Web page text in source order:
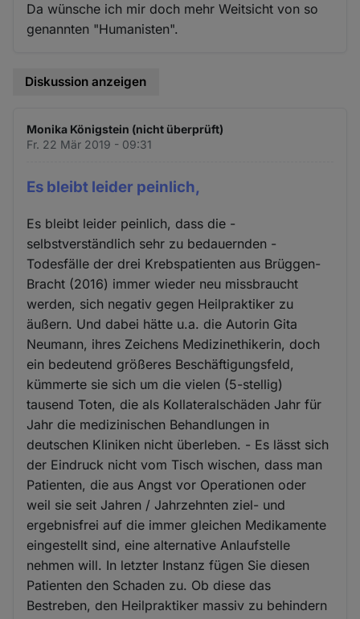
Da wünsche ich mir doch mehr Weitsicht von so
genannten "Humanisten".
Diskussion anzeigen
Monika Königstein (nicht überprüft)
Fr. 22 Mär 2019 - 09:31
Es bleibt leider peinlich,
Es bleibt leider peinlich, dass die -
selbstverständlich sehr zu bedauernden -
Todesfälle der drei Krebspatienten aus Brüggen-
Bracht (2016) immer wieder neu missbraucht
werden, sich negativ gegen Heilpraktiker zu
äußern. Und dabei hätte u.a. die Autorin Gita
Neumann, ihres Zeichens Medizinethikerin, doch
ein bedeutend größeres Beschäftigungsfeld,
kümmerte sie sich um die vielen (5-stellig)
tausend Toten, die als Kollateralschäden Jahr für
Jahr die medizinischen Behandlungen in
deutschen Kliniken nicht überleben. - Es lässt sich
der Eindruck nicht vom Tisch wischen, dass man
Patienten, die aus Angst vor Operationen oder
weil sie seit Jahren / Jahrzehnten ziel- und
ergebnisfrei auf die immer gleichen Medikamente
eingestellt sind, eine alternative Anlaufstelle
nehmen will. In letzter Instanz fügen Sie diesen
Patienten den Schaden zu. Ob diese das
Bestreben, den Heilpraktiker massiv zu behindern